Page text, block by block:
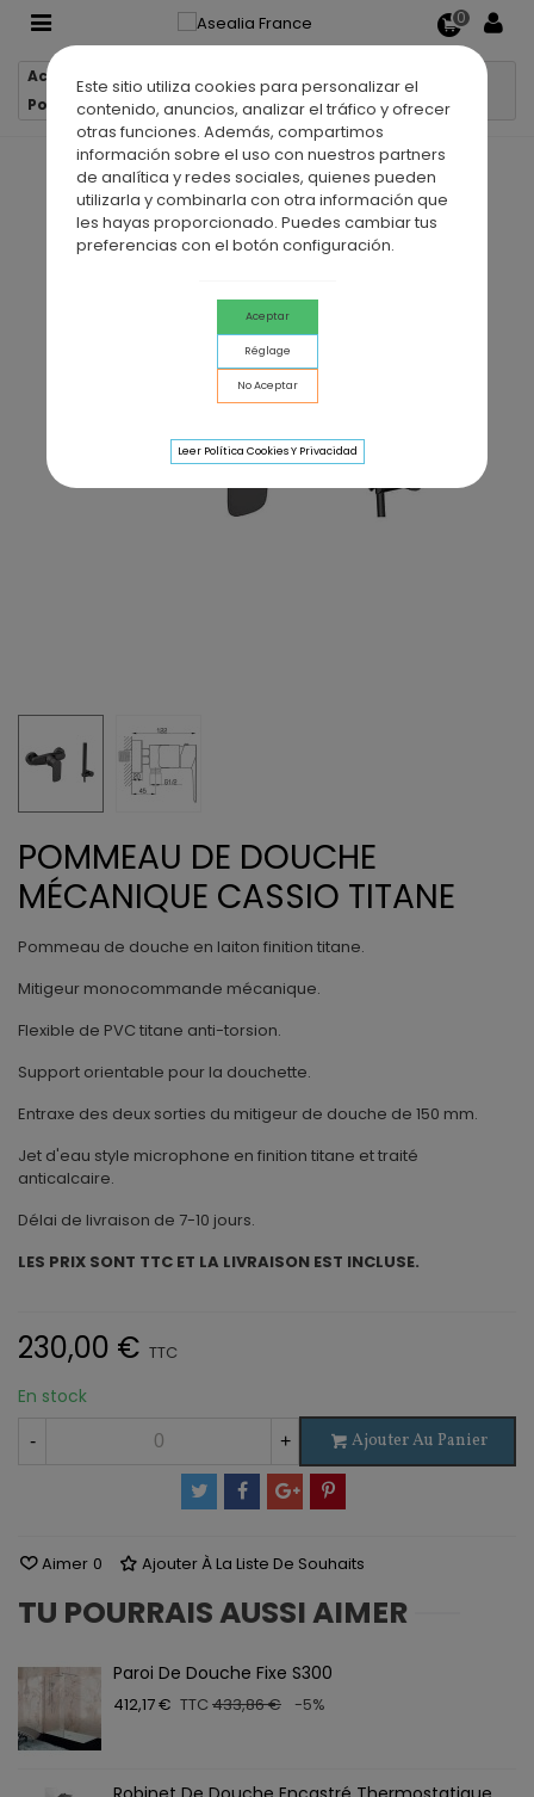
Este sitio utiliza cookies para personalizar el
contenido, anuncios, analizar el tráfico y ofrecer
otras funciones. Además, compartimos
información sobre el uso con nuestros partners
de analítica y redes sociales, quienes pueden
utilizarla y combinarla con otra información que
les hayas proporcionado. Puedes cambiar tus
preferencias con el botón configuración.
Aceptar
Réglage
No Aceptar
Leer Política Cookies Y Privacidad
0
Accueil
Pommeau de douche mécanique CASSIO TITANE
POMMEAU DE DOUCHE
MÉCANIQUE CASSIO TITANE
Pommeau de douche en laiton finition titane.
Mitigeur monocommande mécanique.
Flexible de PVC titane anti-torsion.
Support orientable pour la douchette.
Entraxe des deux sorties du mitigeur de douche de 150 mm.
Jet d'eau style microphone en finition titane et traité
anticalcaire.
Délai de livraison de 7-10 jours.
LES PRIX SONT TTC ET LA LIVRAISON EST INCLUSE.
230,00 € TTC
En stock
- + Ajouter Au Panier
Aimer 0 Ajouter À La Liste De Souhaits
TU POURRAIS AUSSI AIMER
Paroi De Douche Fixe S300
412,17 € TTC 433,86 € -5%